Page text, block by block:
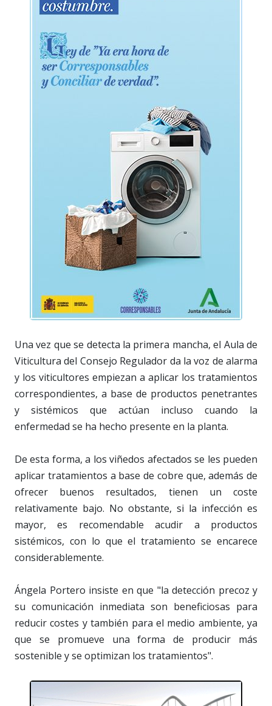
Una vez que se detecta la primera mancha, el Aula de
Viticultura del Consejo Regulador da la voz de alarma
y los viticultores empiezan a aplicar los tratamientos
correspondientes, a base de productos penetrantes
y sistémicos que actúan incluso cuando la
enfermedad se ha hecho presente en la planta.
De esta forma, a los viñedos afectados se les pueden
aplicar tratamientos a base de cobre que, además de
ofrecer buenos resultados, tienen un coste
relativamente bajo. No obstante, si la infección es
mayor, es recomendable acudir a productos
sistémicos, con lo que el tratamiento se encarece
considerablemente.
Ángela Portero insiste en que "la detección precoz y
su comunicación inmediata son beneficiosas para
reducir costes y también para el medio ambiente, ya
que se promueve una forma de producir más
sostenible y se optimizan los tratamientos".